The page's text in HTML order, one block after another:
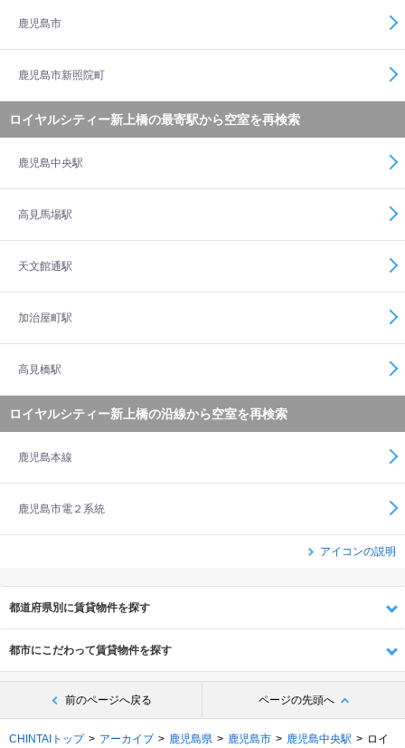
鹿児島市
鹿児島市新照院町
ロイヤルシティー新上橋の最寄駅から空室を再検索
鹿児島中央駅
高見馬場駅
天文館通駅
加治屋町駅
高見橋駅
ロイヤルシティー新上橋の沿線から空室を再検索
鹿児島本線
鹿児島市電２系統
アイコンの説明
都道府県別に賃貸物件を探す
都市にこだわって賃貸物件を探す
前のページへ戻る ページの先頭へ
CHINTAIトップ アーカイブ 鹿児島県 鹿児島市 鹿児島中央駅 ロイ